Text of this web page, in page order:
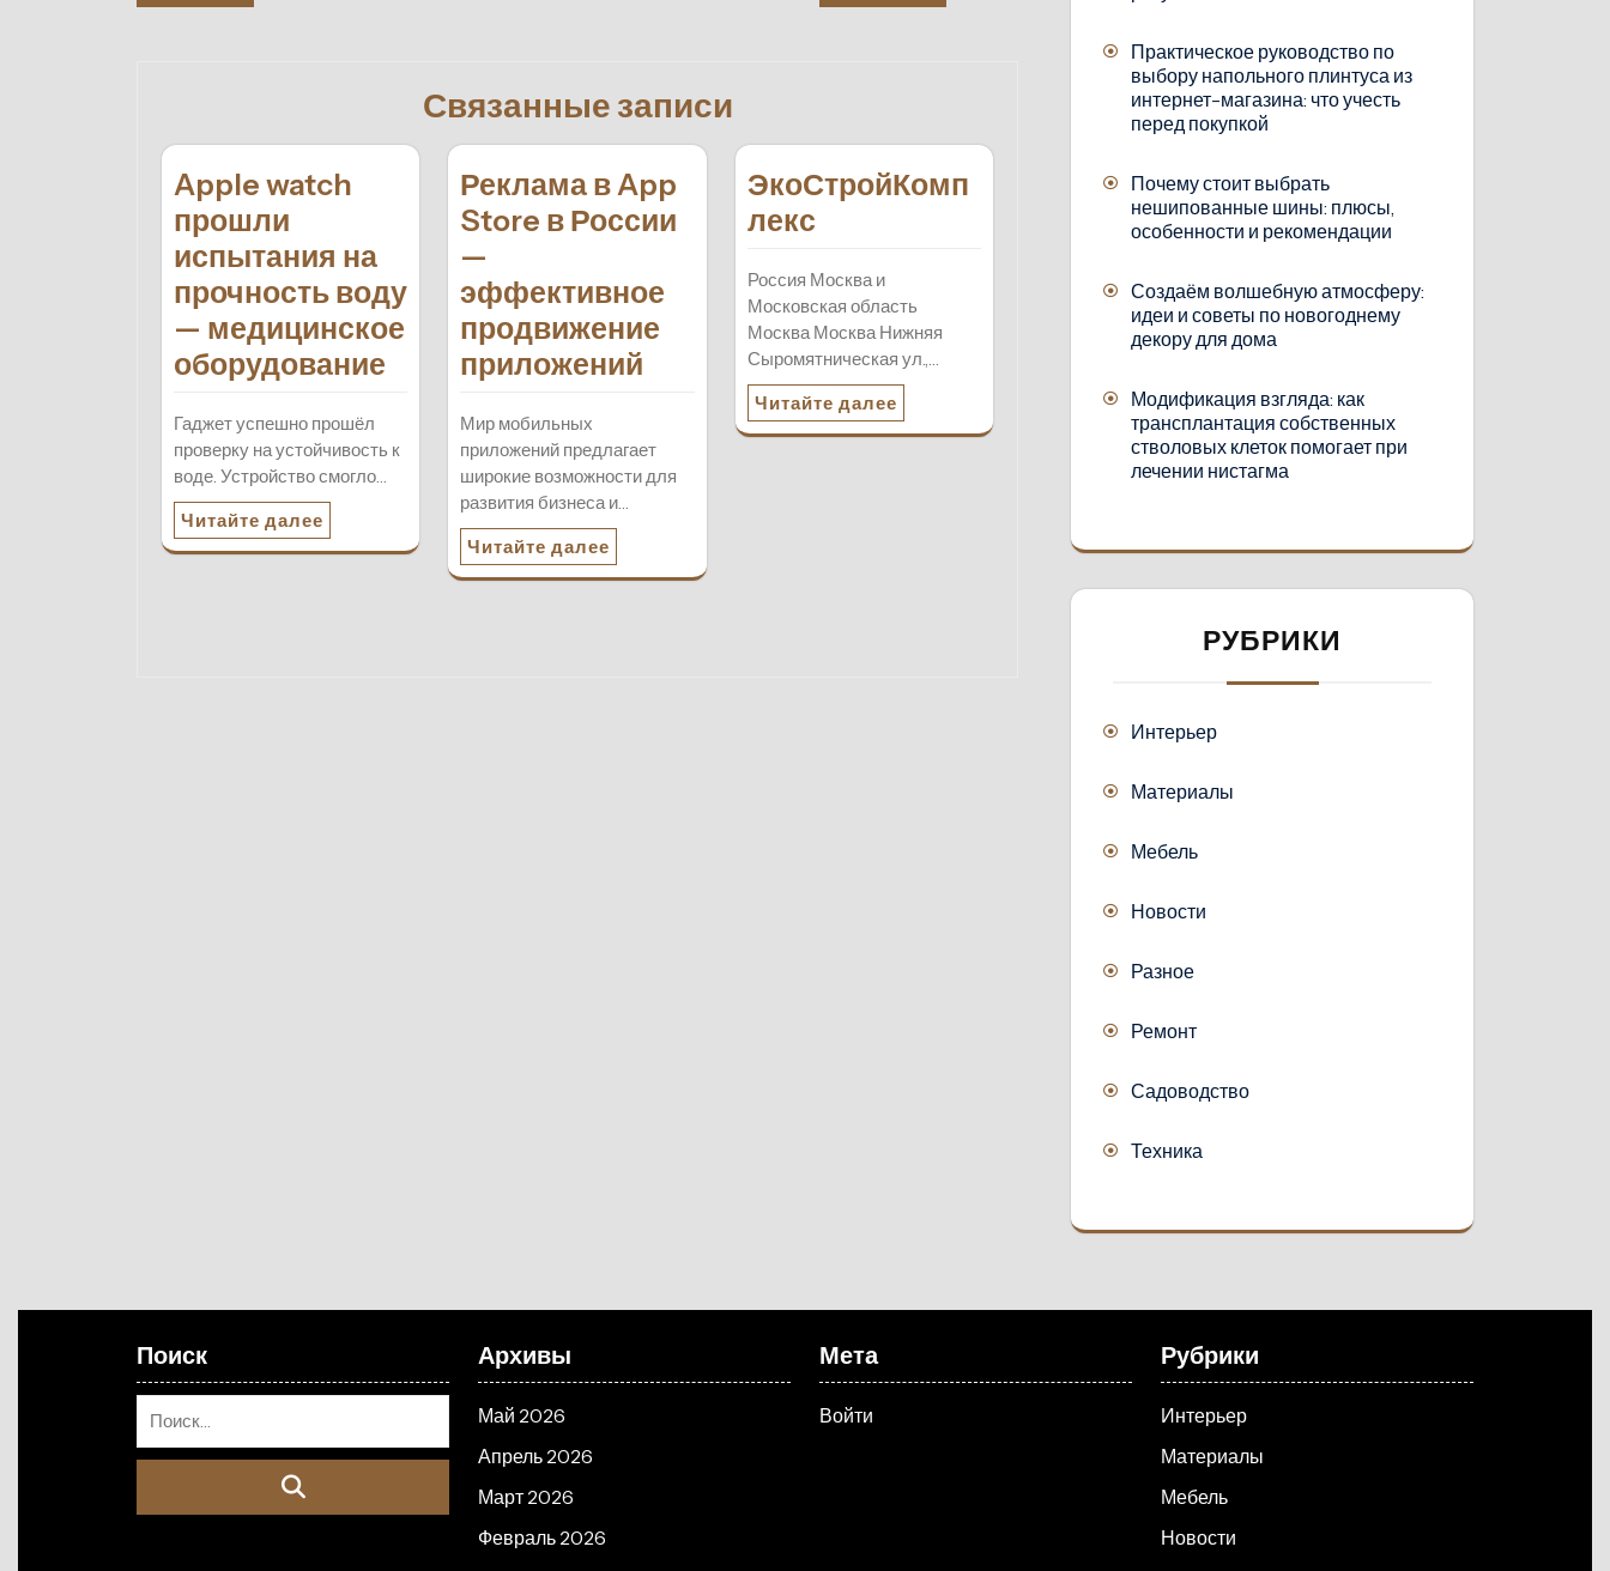
Связанные записи
Apple watch
прошли
испытания на
прочность воду
— медицинское
оборудование
Гаджет успешно прошёл
проверку на устойчивость к
воде. Устройство смогло…
Читайте далее
Реклама в App
Store в России
—
эффективное
продвижение
приложений
Мир мобильных
приложений предлагает
широкие возможности для
развития бизнеса и…
Читайте далее
ЭкоСтройКомп
лекс
Россия Москва и
Московская область
Москва Москва Нижняя
Сыромятническая ул.,…
Читайте далее
Практическое руководство по
выбору напольного плинтуса из
интернет-магазина: что учесть
перед покупкой
Почему стоит выбрать
нешипованные шины: плюсы,
особенности и рекомендации
Создаём волшебную атмосферу:
идеи и советы по новогоднему
декору для дома
Модификация взгляда: как
трансплантация собственных
стволовых клеток помогает при
лечении нистагма
РУБРИКИ
Интерьер
Материалы
Мебель
Новости
Разное
Ремонт
Садоводство
Техника
Поиск Архивы
Май 2026
Апрель 2026
Март 2026
Февраль 2026
Мета
Войти
Рубрики
Интерьер
Материалы
Мебель
Новости